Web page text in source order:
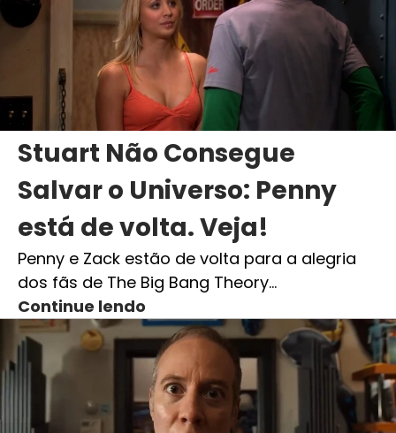
Stuart Não Consegue
Salvar o Universo: Penny
está de volta. Veja!
Penny e Zack estão de volta para a alegria
dos fãs de The Big Bang Theory…
Continue lendo